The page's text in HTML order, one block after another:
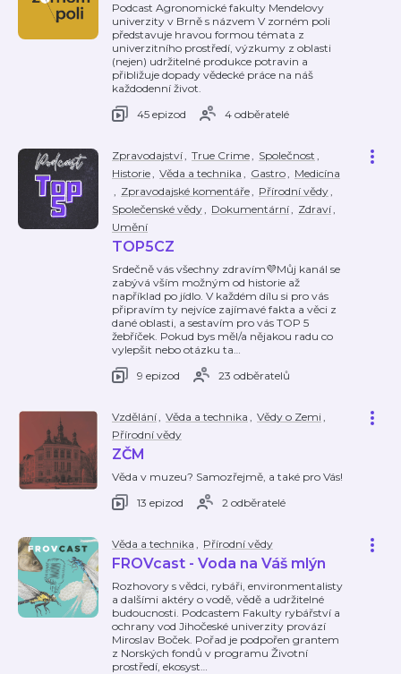
Podcast Agronomické fakulty Mendelovy
univerzity v Brně s názvem V zorném poli
představuje hravou formou témata z
univerzitního prostředí, výzkumy z oblasti
(nejen) udržitelné produkce potravin a
přibližuje dopady vědecké práce na náš
každodenní život.
45 epizod
4 odběratelé
Zpravodajství, True Crime, Společnost ,
Historie, Věda a technika , Gastro, Medicína
, Zpravodajské komentáře, Přírodní vědy,
Společenské vědy, Dokumentární, Zdraví,
Umění
TOP5CZ
Srdečně vás všechny zdravím💜Můj kanál se
zabývá vším možným od historie až
například po jídlo. V každém dílu si pro vás
připravím ty nejvíce zajímavé fakta a věci z
dané oblasti, a sestavím pro vás TOP 5
žebříček. Pokud bys měl/a nějakou radu co
vylepšit nebo otázku ta…
9 epizod
23 odběratelů
Vzdělání, Věda a technika , Vědy o Zemi ,
Přírodní vědy
ZČM
Věda v muzeu? Samozřejmě, a také pro Vás!
13 epizod
2 odběratelé
Věda a technika , Přírodní vědy
FROVcast - Voda na Váš mlýn
Rozhovory s vědci, rybáři, environmentalisty
a dalšími aktéry o vodě, vědě a udržitelné
budoucnosti. Podcastem Fakulty rybářství a
ochrany vod Jihočeské univerzity provází
Miroslav Boček. Pořad je podpořen grantem
z Norských fondů v programu Životní
prostředí, ekosyst…